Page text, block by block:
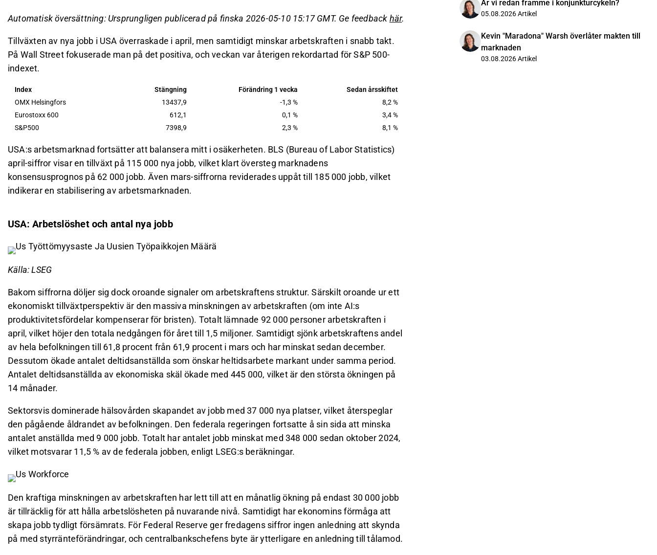
Hälsovårdssektorn skapade flest nya jobb med 37 000 platser, medan den federala
Federal Reserve ser ingen anledning att ändra styrräntan snabbt, trots den försämrade
förmågan att skapa jobb i ekonomin.
Automatisk översättning: Ursprungligen publicerad på finska 2026-05-10 15:17 GMT. Ge feedback här.
Tillväxten av nya jobb i USA överraskade i april, men samtidigt minskar arbetskraften i snabb takt.
På Wall Street fokuserade man på det positiva, och veckan var återigen rekordartad för S&P 500-
indexet.
Index Stängning Förändring 1 vecka
Sedan årsskiftet
OMX Helsingfors
13437,9 -1,3 %
8,2 %
Eurostoxx 600
612,1 0,1 %
3,4 %
S&P500
7398,9 2,3 % 8,1 %
USA:s arbetsmarknad fortsätter att balansera mitt i osäkerheten. BLS (Bureau of Labor Statistics)
april-siffror visar en tillväxt på 115 000 nya jobb, vilket klart översteg marknadens
konsensusprognos på 62 000 jobb. Även mars-siffrorna reviderades uppåt till 185 000 jobb, vilket
indikerar en stabilisering av arbetsmarknaden.
USA: Arbetslöshet och antal nya jobb
Källa: LSEG
Bakom siffrorna döljer sig dock oroande signaler om arbetskraftens struktur. Särskilt oroande ur ett
ekonomiskt tillväxtperspektiv är den massiva minskningen av arbetskraften (om inte AI:s
produktivitetsfördelar kompenserar för bristen). Totalt lämnade 92 000 personer arbetskraften i
april, vilket höjer den totala nedgången för året till 1,5 miljoner. Samtidigt sjönk arbetskraftens andel
av hela befolkningen till 61,8 procent från 61,9 procent i mars och har minskat sedan december.
Dessutom ökade antalet deltidsanställda som önskar heltidsarbete markant under samma period.
Antalet deltidsanställda av ekonomiska skäl ökade med 445 000, vilket är den största ökningen på
14 månader.
Sektorsvis dominerade hälsovården skapandet av jobb med 37 000 nya platser, vilket återspeglar
den pågående åldrandet av befolkningen. Den federala regeringen fortsatte å sin sida att minska
antalet anställda med 9 000 jobb. Totalt har antalet jobb minskat med 348 000 sedan oktober 2024,
vilket motsvarar 11,5 % av de federala jobben, enligt LSEG:s beräkningar.
Den kraftiga minskningen av arbetskraften har lett till att en månatlig ökning på endast 30 000 jobb
är tillräcklig för att hålla arbetslösheten på nuvarande nivå. Samtidigt har ekonomins förmåga att
skapa jobb tydligt försämrats. För Federal Reserve ger fredagens siffror ingen anledning att skynda
på med styrränteförändringar, och centralbankschefens byte är ytterligare en anledning till tålamod.
Är vi redan framme i konjunkturcykeln?
05.08.2026Artikel
Kevin "Maradona" Warsh överlåter makten till
marknaden
03.08.2026Artikel